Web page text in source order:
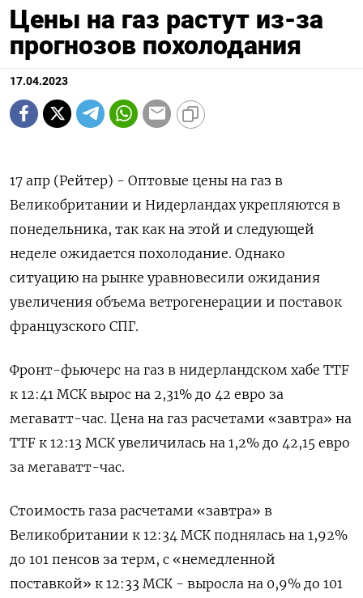
Цены на газ растут из-за
прогнозов похолодания
17.04.2023
17 апр (Рейтер) - Оптовые цены на газ в
Великобритании и Нидерландах укрепляются в
понедельника, так как на этой и следующей
неделе ожидается похолодание. Однако
ситуацию на рынке уравновесили ожидания
увеличения объема ветрогенерации и поставок
французского СПГ.
Фронт-фьючерс на газ в нидерландском хабе TTF
к 12:41 МСК вырос на 2,31% до 42 евро за
мегаватт-час. Цена на газ расчетами «завтра» на
TTF к 12:13 МСК увеличилась на 1,2% до 42,15 евро
за мегаватт-час.
Стоимость газа расчетами «завтра» в
Великобритании к 12:34 МСК поднялась на 1,92%
до 101 пенсов за терм, с «немедленной
поставкой» к 12:33 МСК - выросла на 0,9% до 101